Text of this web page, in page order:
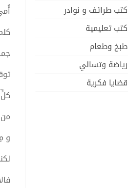
كتب طرائف و نوادر
كتب تعليمية
طبخ وطعام
رياضة وتسالي
قضايا فكرية
و